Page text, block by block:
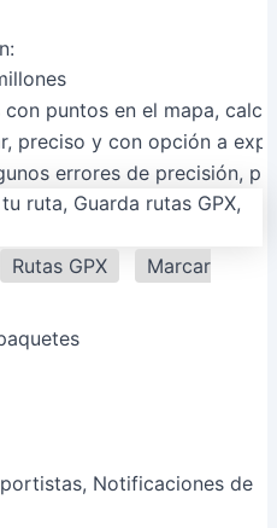
con puntos en el mapa,
preciso y con opción a
errores de precisión,
Rutas GPX
Marcar
Notificaciones de